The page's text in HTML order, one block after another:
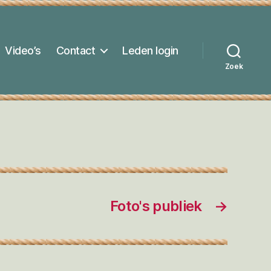
Video’s Contact Leden login
Zoek
→
Foto's publiek